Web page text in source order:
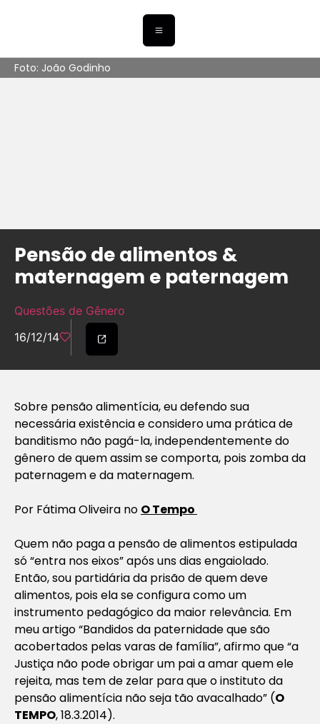
Foto: João Godinho
Pensão de alimentos &
maternagem e paternagem
Questões de Gênero
16/12/14
Sobre pensão alimentícia, eu defendo sua
necessária existência e considero uma prática de
banditismo não pagá-la, independentemente do
gênero de quem assim se comporta, pois zomba da
paternagem e da maternagem.
Por Fátima Oliveira no O Tempo
Quem não paga a pensão de alimentos estipulada
só “entra nos eixos” após uns dias engaiolado.
Então, sou partidária da prisão de quem deve
alimentos, pois ela se configura como um
instrumento pedagógico da maior relevância. Em
meu artigo “Bandidos da paternidade que são
acobertados pelas varas de família”, afirmo que “a
Justiça não pode obrigar um pai a amar quem ele
rejeita, mas tem de zelar para que o instituto da
pensão alimentícia não seja tão avacalhado” (O
TEMPO, 18.3.2014).